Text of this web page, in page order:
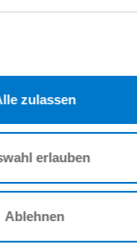
zulassen
erlauben
Ablehnen
Mentions légales